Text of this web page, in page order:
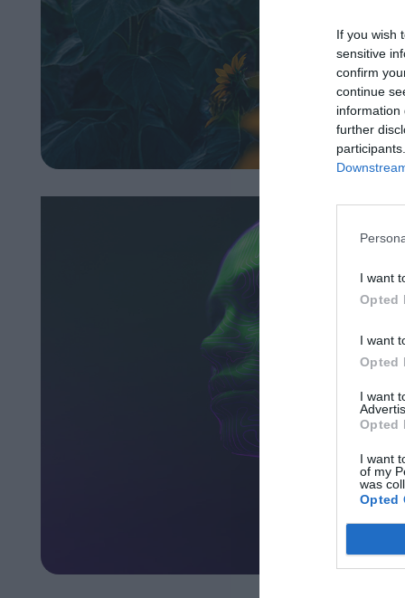
If you wish
sensitive
confirm
continue
information
further
I want
Opted
I want
Opted
I want
Opted
I want
of my
was
Opted